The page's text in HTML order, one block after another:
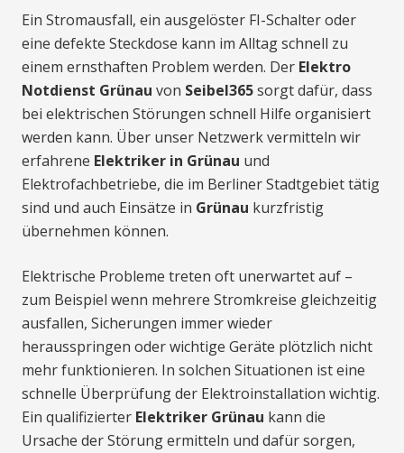
Ein Stromausfall, ein ausgelöster FI-Schalter oder
eine defekte Steckdose kann im Alltag schnell zu
einem ernsthaften Problem werden. Der Elektro
Notdienst Grünau von Seibel365sorgt dafür, dass
bei elektrischen Störungen schnell Hilfe organisiert
werden kann. Über unser Netzwerk vermitteln wir
erfahrene Elektriker in Grünau und
Elektrofachbetriebe, die im Berliner Stadtgebiet tätig
sind und auch Einsätze in Grünau kurzfristig
übernehmen können.
Elektrische Probleme treten oft unerwartet auf –
zum Beispiel wenn mehrere Stromkreise gleichzeitig
ausfallen, Sicherungen immer wieder
herausspringen oder wichtige Geräte plötzlich nicht
mehr funktionieren. In solchen Situationen ist eine
schnelle Überprüfung der Elektroinstallation wichtig.
Ein qualifizierter Elektriker Grünau kann die
Ursache der Störung ermitteln und dafür sorgen,